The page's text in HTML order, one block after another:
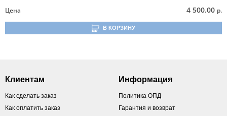
Цена
4 500.00 р.
В КОРЗИНУ
Клиентам
Как сделать заказ
Как оплатить заказ
Информация
Политика ОПД
Гарантия и возврат